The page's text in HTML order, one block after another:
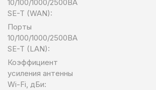
10/100/1000/2500BA
SE-T (WAN):
Порты
10/100/1000/2500BA
SE-T (LAN):
Коэффициент
усиления антенны
Wi-Fi, дБи: